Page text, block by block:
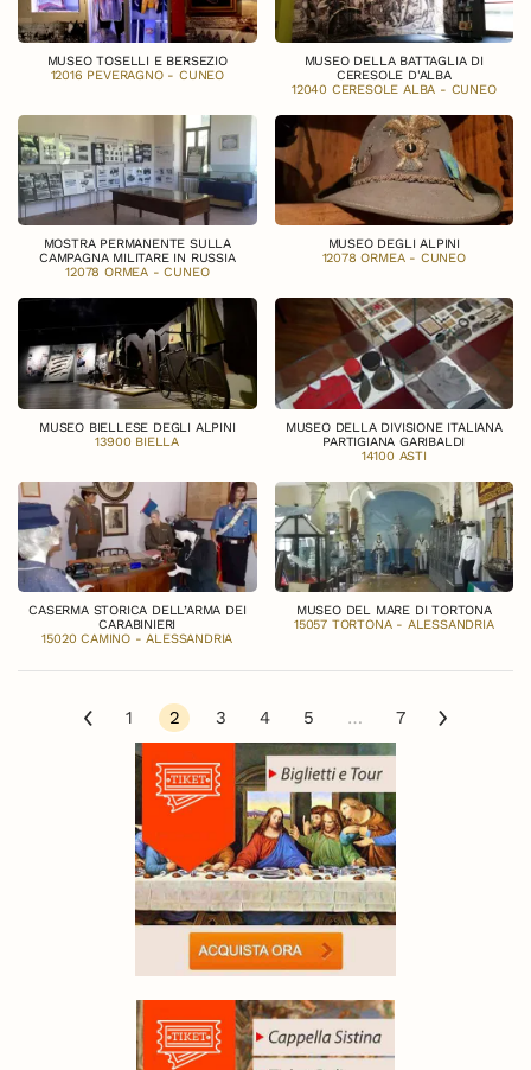
MUSEO TOSELLI E BERSEZIO
12016 PEVERAGNO - CUNEO
MUSEO DELLA BATTAGLIA DI
CERESOLE D'ALBA
12040 CERESOLE ALBA - CUNEO
MOSTRA PERMANENTE SULLA
CAMPAGNA MILITARE IN RUSSIA
12078 ORMEA - CUNEO
MUSEO DEGLI ALPINI
12078 ORMEA - CUNEO
MUSEO BIELLESE DEGLI ALPINI
13900 BIELLA
MUSEO DELLA DIVISIONE ITALIANA
PARTIGIANA GARIBALDI
14100 ASTI
CASERMA STORICA DELL’ARMA DEI
CARABINIERI
15020 CAMINO - ALESSANDRIA
MUSEO DEL MARE DI TORTONA
15057 TORTONA - ALESSANDRIA
1 2 3 4 5 … 7